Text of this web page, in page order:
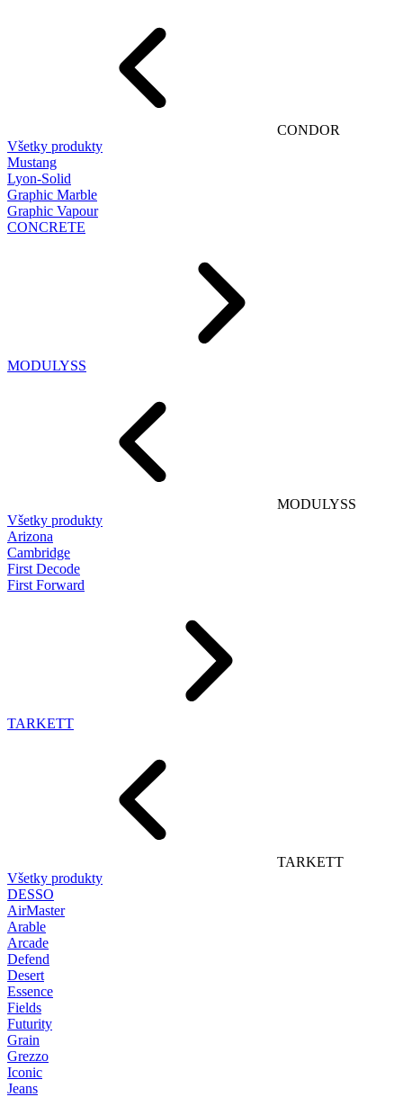
CONDOR
Všetky produkty
Mustang
Lyon-Solid
Graphic Marble
Graphic Vapour
CONCRETE
MODULYSS
MODULYSS
Všetky produkty
Arizona
Cambridge
First Decode
First Forward
TARKETT
TARKETT
Všetky produkty
DESSO
AirMaster
Arable
Arcade
Defend
Desert
Essence
Fields
Futurity
Grain
Grezzo
Iconic
Jeans